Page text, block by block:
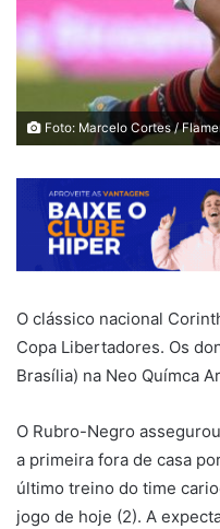
Foto: Marcelo Cortes /
O clássico nacional
Copa Libertadores. Os
Brasília) na Neo Químca
O Rubro-Negro
a primeira fora de casa
último treino do time
jogo de hoje (2). A